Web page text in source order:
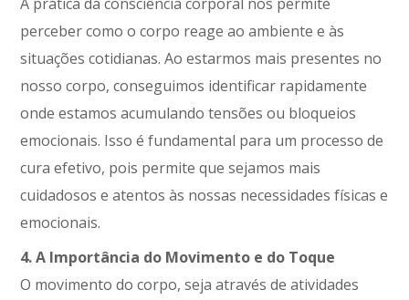
perceber como o corpo reage ao ambiente e às
situações cotidianas. Ao estarmos mais presentes no
nosso corpo, conseguimos identificar rapidamente
onde estamos acumulando tensões ou bloqueios
emocionais. Isso é fundamental para um processo de
cura efetivo, pois permite que sejamos mais
cuidadosos e atentos às nossas necessidades físicas e
emocionais.
4. A Importância do Movimento e do Toque
O movimento do corpo, seja através de atividades